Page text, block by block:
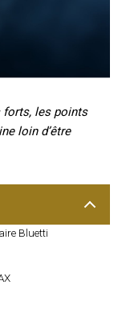
forts, les points
loin d’être
Bluetti